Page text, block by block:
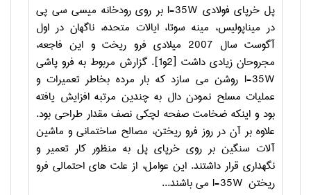
پل خرپای فولادی I-35W بر روی رودخانه میسی سی پی
در میناپولیس، مینه سوتا، ایالات متحده، ناگهان در اول
آگوست سال 2007 میلادی فرو ریخت و این فاجعه،
مجروحان زیادی داشت ]2و1 [. گزارش مربوط به فرو پاشی
I-35W روشن می سازد که بار مرده بخاطر تعمیرات و
عملیات مسلح نمودن دال به چندین مرتبه افزایش یافته
بود و اینکه ضخامت صفحه لچکی نصف مقدار طراحی بود.
علاوه بر آن در روز فرو ریختن، مصالح ساختمانی و ماشین
آلات سنگین بر روی خرپای پل به منظور کار تعمیر و
نگهداری قرار داشتند. این عوامل، از علت های احتمالی فرو
ریختن I-35W می باشند...